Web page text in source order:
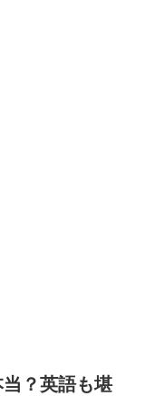
？英語も堪